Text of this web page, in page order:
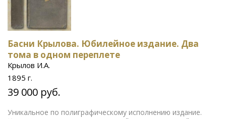
Басни Крылова. Юбилейное издание. Два
тома в одном переплете
Крылов И.А.
1895 г.
39 000 руб.
Уникальное по полиграфическому исполнению издание.